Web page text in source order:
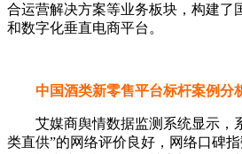
合运营解决方案等业务板块，构建了
和数字化垂直电商平台。
中国酒类新零售平台标杆案例
艾媒商舆情数据监测系统显示，
类直供”的网络评价良好，网络口碑指